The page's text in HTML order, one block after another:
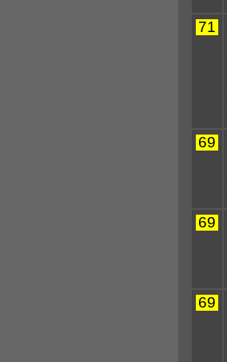
71
69
69
69